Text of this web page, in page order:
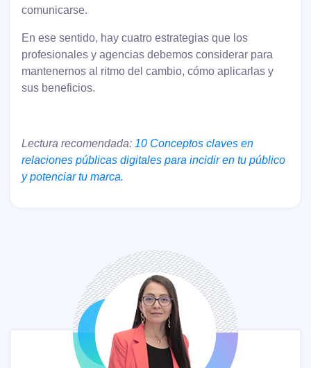
comunicarse.
En ese sentido, hay cuatro estrategias que los
profesionales y agencias debemos considerar para
mantenernos al ritmo del cambio, cómo aplicarlas y
sus beneficios.
Lectura recomendada: 10 Conceptos claves en
relaciones públicas digitales para incidir en tu público
y potenciar tu marca.